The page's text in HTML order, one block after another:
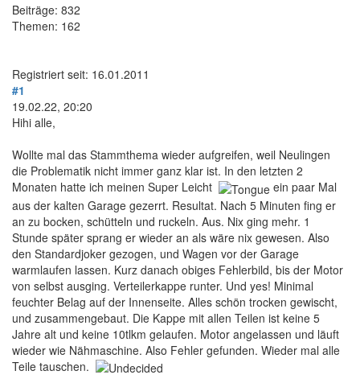
Beiträge: 832
Themen: 162
Registriert seit: 16.01.2011
#1
19.02.22, 20:20
Hihi alle,
Wollte mal das Stammthema wieder aufgreifen, weil Neulingen
die Problematik nicht immer ganz klar ist. In den letzten 2
Monaten hatte ich meinen Super Leicht
ein paar Mal
aus der kalten Garage gezerrt. Resultat. Nach 5 Minuten fing er
an zu bocken, schütteln und ruckeln. Aus. Nix ging mehr. 1
Stunde später sprang er wieder an als wäre nix gewesen. Also
den Standardjoker gezogen, und Wagen vor der Garage
warmlaufen lassen. Kurz danach obiges Fehlerbild, bis der Motor
von selbst ausging. Verteilerkappe runter. Und yes! Minimal
feuchter Belag auf der Innenseite. Alles schön trocken gewischt,
und zusammengebaut. Die Kappe mit allen Teilen ist keine 5
Jahre alt und keine 10tlkm gelaufen. Motor angelassen und läuft
wieder wie Nähmaschine. Also Fehler gefunden. Wieder mal alle
Teile tauschen.